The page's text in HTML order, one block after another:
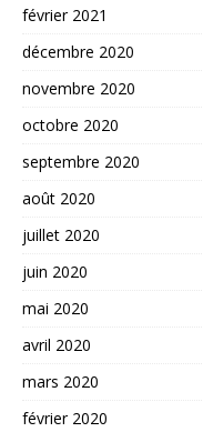
février 2021
décembre 2020
novembre 2020
octobre 2020
septembre 2020
août 2020
juillet 2020
juin 2020
mai 2020
avril 2020
mars 2020
février 2020